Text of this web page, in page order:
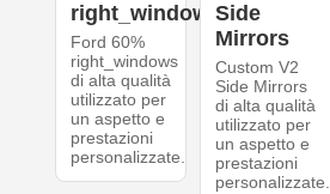
right_windows
Ford 60%
right_windows
di alta qualità
utilizzato per
un aspetto e
prestazioni
personalizzate.
Side
Mirrors
Custom V2
Side Mirrors
di alta qualità
utilizzato per
un aspetto e
prestazioni
personalizzate.